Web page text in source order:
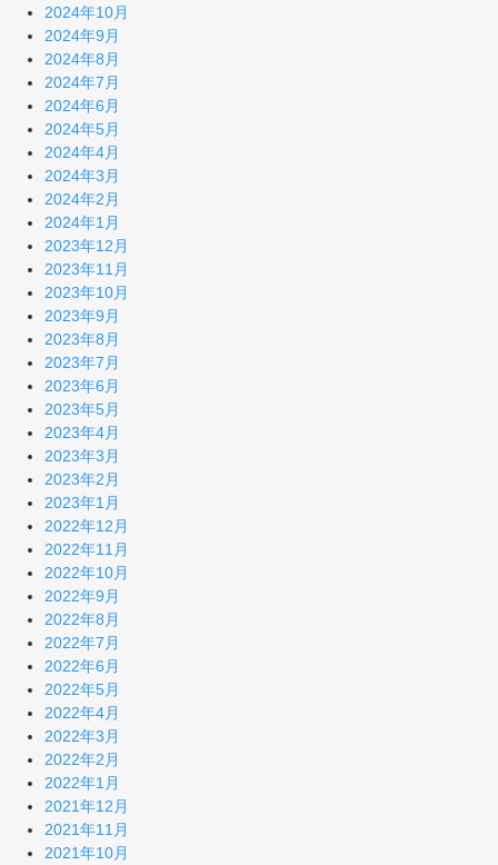
2024年10月
2024年9月
2024年8月
2024年7月
2024年6月
2024年5月
2024年4月
2024年3月
2024年2月
2024年1月
2023年12月
2023年11月
2023年10月
2023年9月
2023年8月
2023年7月
2023年6月
2023年5月
2023年4月
2023年3月
2023年2月
2023年1月
2022年12月
2022年11月
2022年10月
2022年9月
2022年8月
2022年7月
2022年6月
2022年5月
2022年4月
2022年3月
2022年2月
2022年1月
2021年12月
2021年11月
2021年10月